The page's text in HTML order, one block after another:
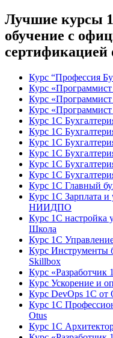
Лучшие курсы
обучение с
сертификацией
Курс “Профессия
Курс
Курс
Курс
Курс 1С
Курс 1С
Курс 1С
Курс 1С
Курс 1С
Курс 1С
Курс 1С Главный
Курс 1С Зарплата и
НИИДПО
Курс 1С настройка
Школа
Курс 1С
Курс Инструменты
Skillbox
Курс «Разработчик
Курс Ускорение и
Курс DevOps 1С от
Курс 1С
Otus
Курс 1С